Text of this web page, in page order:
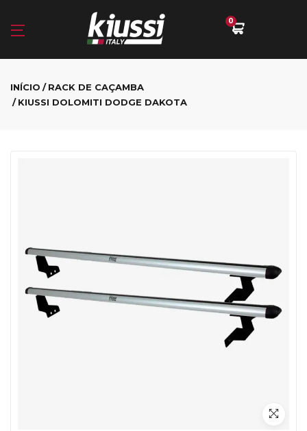
0
INÍCIO
RACK DE CAÇAMBA
KIUSSI DOLOMITI DODGE DAKOTA